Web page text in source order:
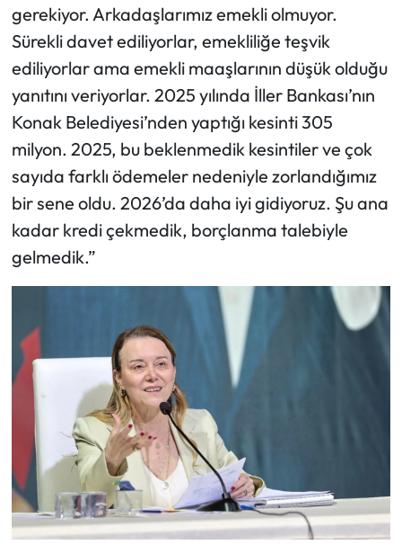
gerekiyor. Arkadaşlarımız emekli olmuyor.
Sürekli davet ediliyorlar, emekliliğe teşvik
ediliyorlar ama emekli maaşlarının düşük olduğu
yanıtını veriyorlar. 2025 yılında İller Bankası’nın
Konak Belediyesi’nden yaptığı kesinti 305
milyon. 2025, bu beklenmedik kesintiler ve çok
sayıda farklı ödemeler nedeniyle zorlandığımız
bir sene oldu. 2026’da daha iyi gidiyoruz. Şu ana
kadar kredi çekmedik, borçlanma talebiyle
gelmedik.”